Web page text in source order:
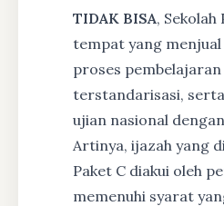
TIDAK BISA, Sekolah
tempat yang menjual
proses pembelajaran
terstandarisasi,
ujian nasional
Artinya, ijazah yang
Paket C diakui oleh
memenuhi syarat